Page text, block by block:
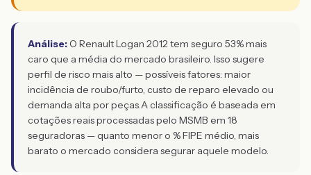
Análise: O Renault Logan 2012 tem seguro 53% mais
caro que a média do mercado brasileiro. Isso sugere
perfil de risco mais alto — possíveis fatores: maior
incidência de roubo/furto, custo de reparo elevado ou
demanda alta por peças.A classificação é baseada em
cotações reais processadas pelo MSMB em 18
seguradoras — quanto menor o % FIPE médio, mais
barato o mercado considera segurar aquele modelo.